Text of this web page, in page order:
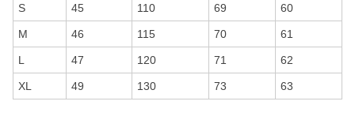
S 45 110 69 60
M 46 115 70 61
L 47 120 71 62
XL 49 130 73 63